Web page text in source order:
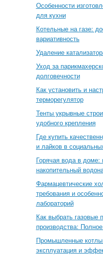
Особенности
для кухни
Котельные на газе:
вариативность
Удаление
Уход за
долговечности
Как установить и
терморегулятор
Тенты укрывные
удобного крепления
Где купить
и лайков в
Горячая вода в
накопительный
Фармацевтические
требования и
лабораторий
Как выбрать газовые
производства:
Промышленные
эксплуатация и